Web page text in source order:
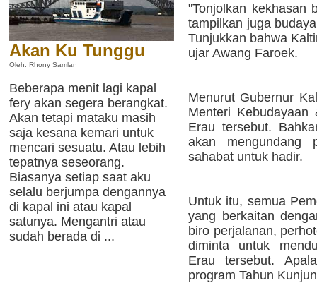
Akan Ku Tunggu
Oleh: Rhony Samlan
Beberapa menit lagi kapal
fery akan segera berangkat.
Akan tetapi mataku masih
saja kesana kemari untuk
mencari sesuatu. Atau lebih
tepatnya seseorang.
Biasanya setiap saat aku
selalu berjumpa dengannya
di kapal ini atau kapal
satunya. Mengantri atau
sudah berada di ...
"Tonjolkan kekhasan
tampilkan juga
Tunjukkan bahwa
ujar Awang Faroek.
Menurut Gubernur
Menteri
Erau tersebut.
akan mengundang
sahabat untuk hadir.
Untuk itu, semua
yang berkaitan
biro perjalanan,
diminta untuk
Erau tersebut.
program Tahun